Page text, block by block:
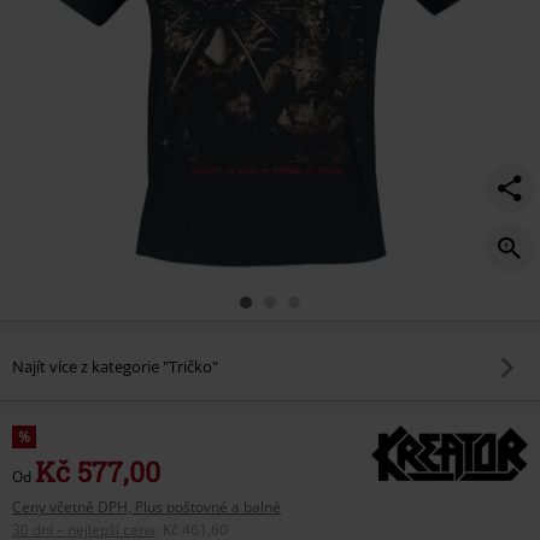
Najít více z kategorie "Tričko"
%
Od Kč 577,00
Ceny včetně DPH, Plus poštovné a balné
30 dní – nejlepší cena
Kč 461,60